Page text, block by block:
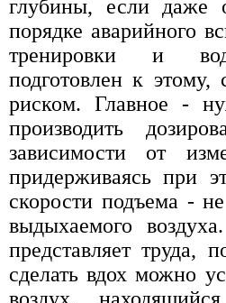
глубины, если даже
порядке аварийного
тренировки и
подготовлен к
риском. Главное -
производить
зависимости от
придерживаясь при
скорости подъема -
выдыхаемого
представляет труда,
сделать вдох можно